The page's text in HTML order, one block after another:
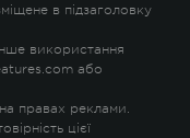
в підзаголовку
використання
або
правах реклами.
цієї